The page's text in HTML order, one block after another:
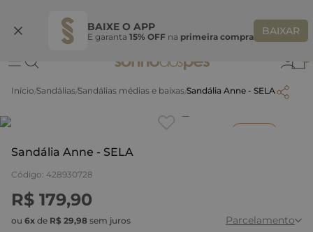
BAIXE O APP
E garanta 15% OFF na primeira compra BAIXAR
Ganhe 10% OFF na coleção utilizando o código do seu vendedor*
Sandálias Sandálias médias e baixas Sandália Anne - SELA
Sandália Anne - SELA
Código: 428930728
R$ 179,90
ou 6x de R$ 29,98 sem juros Parcelamento